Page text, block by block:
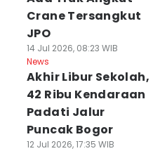
Crane Tersangkut
JPO
14 Jul 2026, 08:23 WIB
News
Akhir Libur Sekolah,
42 Ribu Kendaraan
Padati Jalur
Puncak Bogor
12 Jul 2026, 17:35 WIB